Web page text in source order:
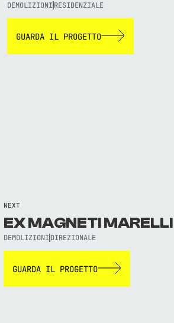
DEMOLIZIONI RESIDENZIALE
GUARDA IL PROGETTO
NEXT
EX MAGNETI MARELLI
DEMOLIZIONI DIREZIONALE
GUARDA IL PROGETTO